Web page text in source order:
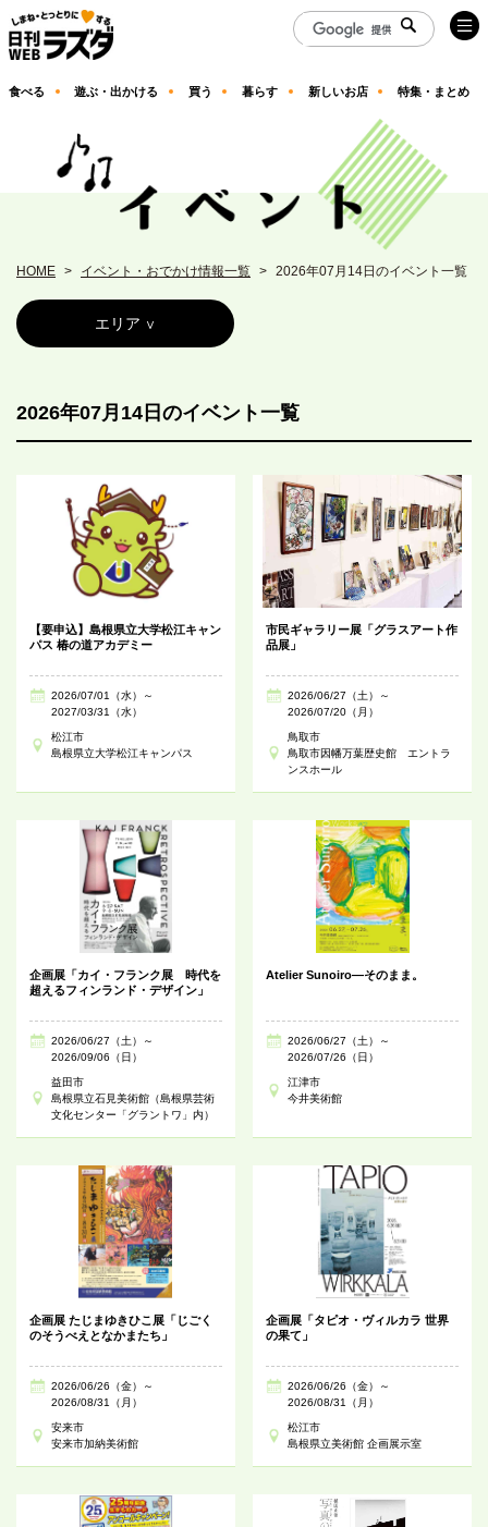
食べる 遊ぶ・出かける 買う 暮らす 新しいお店 特集・まとめ
HOME イベント・おでかけ情報一覧 2026年07月14日のイベント一覧
エリア
2026年07月14日のイベント一覧
【要申込】島根県立大学松江キャン
パス 椿の道アカデミー
2026/07/01（水）～
2027/03/31（水）
松江市
島根県立大学松江キャンパス
市民ギャラリー展「グラスアート作
品展」
2026/06/27（土）～
2026/07/20（月）
鳥取市
鳥取市因幡万葉歴史館 エントラ
ンスホール
企画展「カイ・フランク展 時代を
超えるフィンランド・デザイン」
2026/06/27（土）～
2026/09/06（日）
益田市
島根県立石見美術館（島根県芸術
文化センター「グラントワ」内）
Atelier Sunoiro―そのまま。
2026/06/27（土）～
2026/07/26（日）
江津市
今井美術館
企画展 たじまゆきひこ展「じごく
のそうべえとなかまたち」
2026/06/26（金）～
2026/08/31（月）
安来市
安来市加納美術館
企画展「タピオ・ヴィルカラ 世界
の果て」
2026/06/26（金）～
2026/08/31（月）
松江市
島根県立美術館 企画展示室